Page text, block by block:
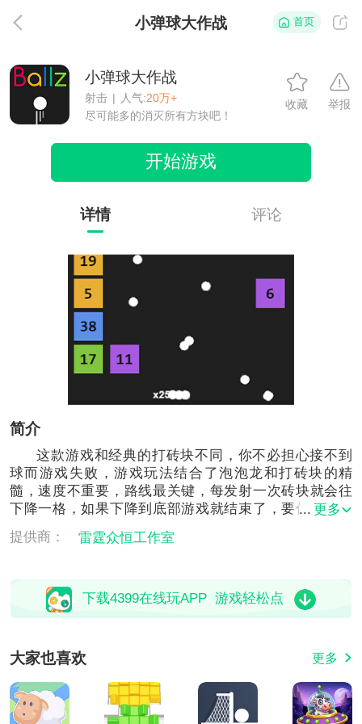
小弹球大作战 首页
小弹球大作战
射击 | 人气:20万+
尽可能多的消灭所有方块吧！
收藏 举报
开始游戏
详情 评论
简介
这款游戏和经典的打砖块不同，你不必担心接不到
球而游戏失败，游戏玩法结合了泡泡龙和打砖块的精
髓，速度不重要，路线最关键，每发射一次砖块就会往
下降一格，如果下降到底部游戏就结束了，要优先打掉
靠近下面的方块哦！
更多
提供商：
雷霆众恒工作室
下载4399在线玩APP 游戏轻松点
大家也喜欢 更多